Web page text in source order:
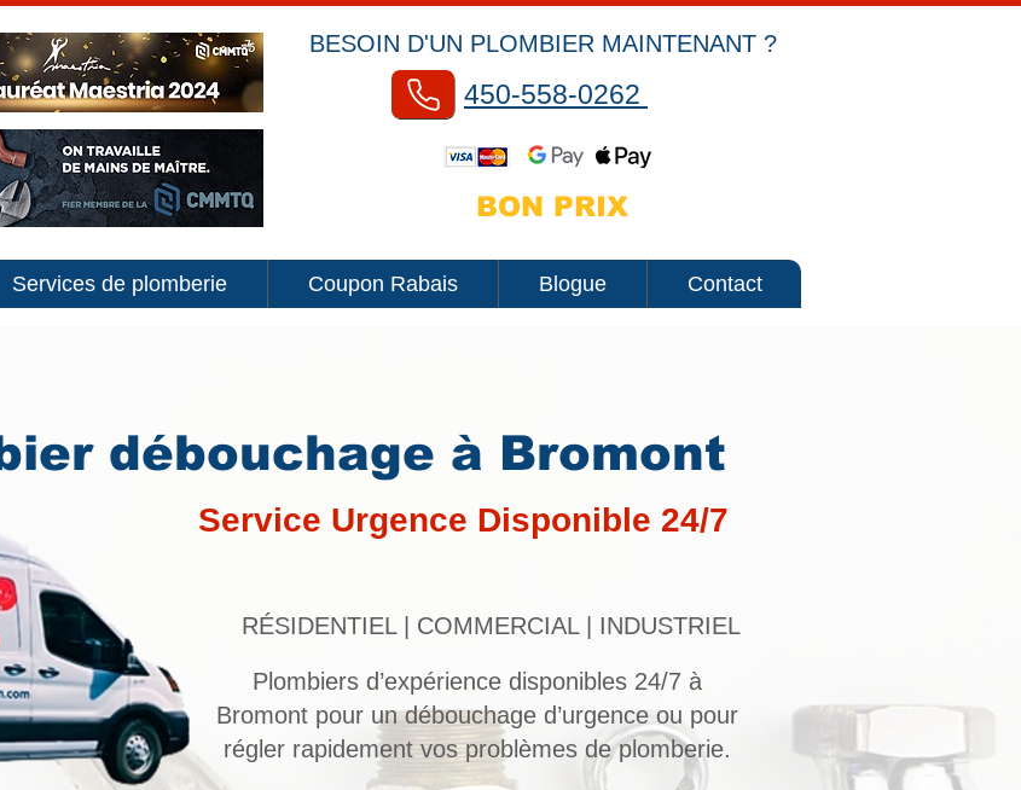
BESOIN D'UN PLOMBIER MAINTENANT ?
450-558-0262
BON PRIX
Services de plomberie Coupon Rabais Blogue Contact
RÉSIDENTIEL | COMMERCIAL | INDUSTRIEL
Plombiers d’expérience disponibles 24/7 à
Bromont pour un débouchage d’urgence ou pour
régler rapidement vos problèmes de plomberie.
débouchage à Bromont
Service Urgence Disponible 24/7